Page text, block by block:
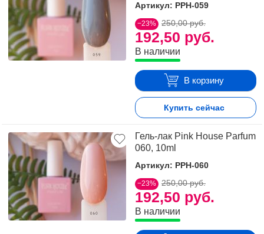
Артикул: PPH-059
−23%
192,50 руб.
250,00 руб.
В наличии
В корзину
Купить сейчас
Гель-лак Pink House Parfum
060, 10ml
Артикул: PPH-060
−23%
192,50 руб.
250,00 руб.
В наличии